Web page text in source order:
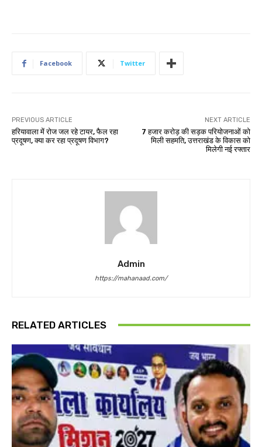
Facebook Twitter
PREVIOUS ARTICLE
हरियावाला में रोज जल रहे टायर, फैल रहा
प्रदूषण, क्या कर रहा प्रदूषण विभाग?
NEXT ARTICLE
₹7 हजार करोड़ की सड़क परियोजनाओं को
मिली सहमति, उत्तराखंड के विकास को
मिलेगी नई रफ्तार
Admin
https://mahanaad.com/
RELATED ARTICLES